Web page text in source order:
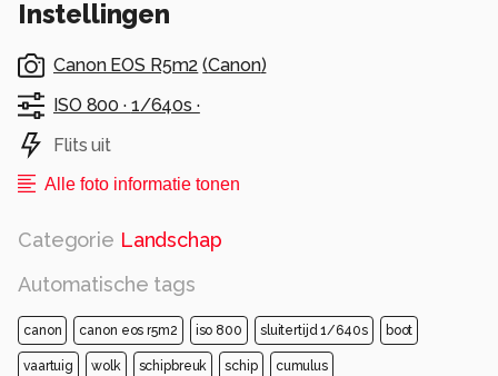
Instellingen
Canon EOS R5m2 (Canon)
ISO 800 · 1/640s ·
Flits uit
Alle foto informatie tonen
Categorie Landschap
Automatische tags
canon canon eos r5m2 iso 800 sluitertijd 1/640s boot
vaartuig wolk schipbreuk schip cumulus